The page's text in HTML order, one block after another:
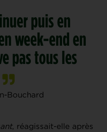
puis en
week-end en
pas tous les
Bouchard
, réagissait-elle après